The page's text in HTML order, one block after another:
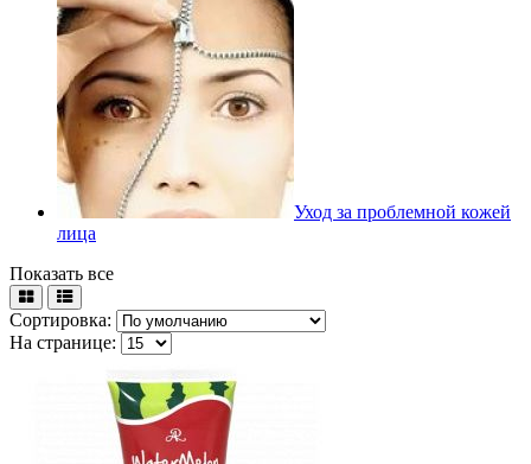
Уход за проблемной кожей
лица
Показать все
Сортировка:
На странице: